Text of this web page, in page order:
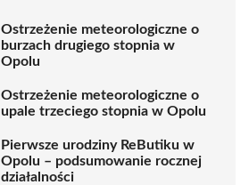
Ostrzeżenie meteorologiczne o
burzach drugiego stopnia w
Opolu
Ostrzeżenie meteorologiczne o
upale trzeciego stopnia w Opolu
Pierwsze urodziny ReButiku w
Opolu – podsumowanie rocznej
działalności